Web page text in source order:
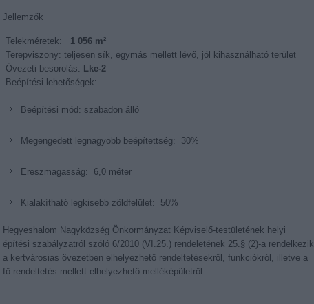
Jellemzők
Telekméretek: 1 056 m²
Terepviszony: teljesen sík, egymás mellett lévő, jól kihasználható terület
Övezeti besorolás: Lke-2
Beépítési lehetőségek:
Beépítési mód: szabadon álló
Megengedett legnagyobb beépítettség: 30%
Ereszmagasság: 6,0 méter
Kialakítható legkisebb zöldfelület: 50%
Hegyeshalom Nagyközség Önkormányzat Képviselő-testületének helyi
építési szabályzatról szóló 6/2010 (VI.25.) rendeletének 25.§ (2)-a rendelkezik
a kertvárosias övezetben elhelyezhető rendeltetésekről, funkciókról, illetve a
fő rendeltetés mellett elhelyezhető melléképületről: